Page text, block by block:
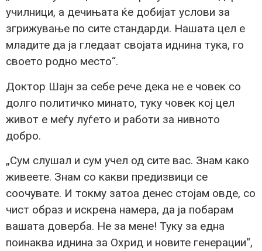
училници, а дечињата ќе добијат услови за
згрижување по сите стандарди. Нашата цел е
младите да ја гледаат својата иднина тука, го
своето родно место“.
Доктор Шајн за себе рече дека не е човек со
долго политичко минато, туку човек кој цел
живот е меѓу луѓето и работи за нивното
добро.
„Сум слушал и сум учел од сите вас. Знам како
живеете. Знам со какви предизвици се
соочувате. И токму затоа денес стојам овде, со
чист образ и искрена намера, да ја побарам
вашата доверба. Не за мене! Туку за една
поинаква иднина за Охрид и новите генерации“,